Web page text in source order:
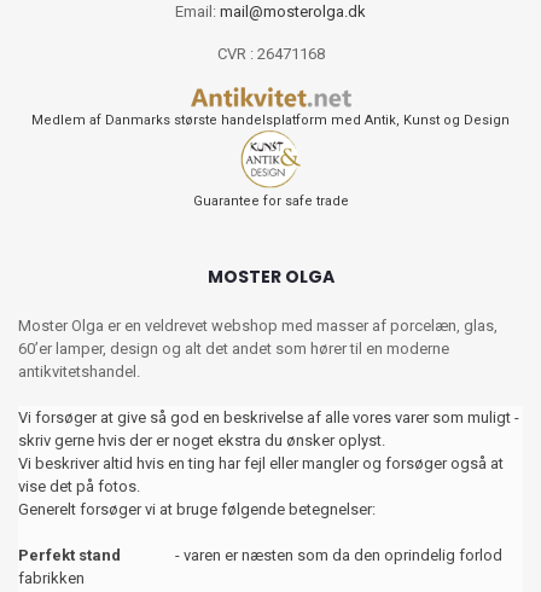
Email: mail@mosterolga.dk
CVR : 26471168
Medlem af Danmarks største handelsplatform med Antik, Kunst og Design
Guarantee for safe trade
MOSTER OLGA
Moster Olga er en veldrevet webshop med masser af porcelæn, glas,
60’er lamper, design og alt det andet som hører til en moderne
antikvitetshandel.
Vi forsøger at give så god en beskrivelse af alle vores varer som muligt -
skriv gerne hvis der er noget ekstra du ønsker oplyst.
Vi beskriver altid hvis en ting har fejl eller mangler og forsøger også at
vise det på fotos.
Generelt forsøger vi at bruge følgende betegnelser:
Perfekt stand - varen er næsten som da den oprindelig forlod
fabrikken